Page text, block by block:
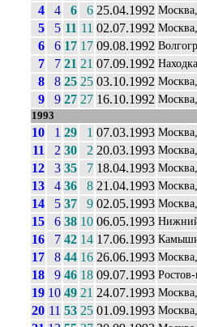
4 4 6 6 25.04.1992
5 5 11 11 02.07.1992
6 6 17 17 09.08.1992
7 7 21 21 07.09.1992
8 8 25 25 03.10.1992
9 9 27 27 16.10.1992
1993
10 1 29 1 07.03.1993
11 2 30 2 20.03.1993
12 3 35 7 18.04.1993
13 4 36 8 21.04.1993
14 5 37 9 02.05.1993
15 6 38 10 06.05.1993
16 7 42 14 17.06.1993
17 8 44 16 26.06.1993
18 9 46 18 09.07.1993
19 10 49 21 24.07.1993
20 11 53 25 01.09.1993